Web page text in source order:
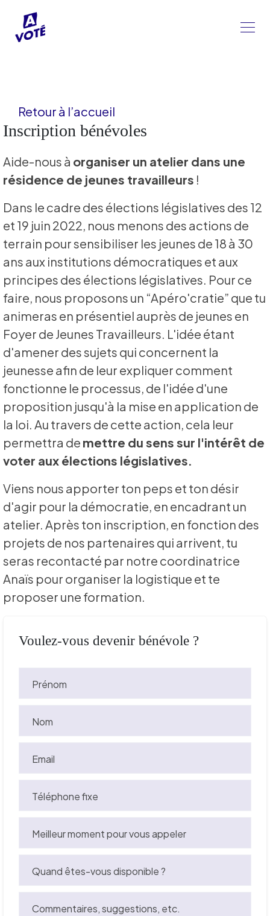
Retour à l’accueil
Inscription bénévoles
Aide-nous à organiser un atelier dans une
résidence de jeunes travailleurs !
Dans le cadre des élections législatives des 12
et 19 juin 2022, nous menons des actions de
terrain pour sensibiliser les jeunes de 18 à 30
ans aux institutions démocratiques et aux
principes des élections législatives. Pour ce
faire, nous proposons un “Apéro'cratie” que tu
animeras en présentiel auprès de jeunes en
Foyer de Jeunes Travailleurs. L'idée étant
d'amener des sujets qui concernent la
jeunesse afin de leur expliquer comment
fonctionne le processus, de l'idée d'une
proposition jusqu'à la mise en application de
la loi. Au travers de cette action, cela leur
permettra de mettre du sens sur l'intérêt de
voter aux élections législatives.
Viens nous apporter ton peps et ton désir
d'agir pour la démocratie, en encadrant un
atelier. Après ton inscription, en fonction des
projets de nos partenaires qui arrivent, tu
seras recontacté par notre coordinatrice
Anaïs pour organiser la logistique et te
proposer une formation.
Voulez-vous devenir bénévole ?
Prénom
Nom
Email
Téléphone fixe
Meilleur moment pour vous appeler
Quand êtes-vous disponible ?
Commentaires, suggestions, etc.